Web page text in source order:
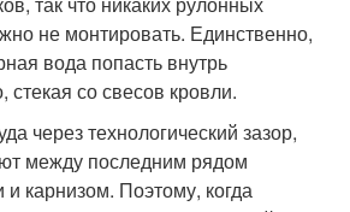
не монтировать. Единственно,
вода попасть внутрь
стекая со свесов кровли.
через технологический зазор,
между последним рядом
и карнизом. Поэтому, когда